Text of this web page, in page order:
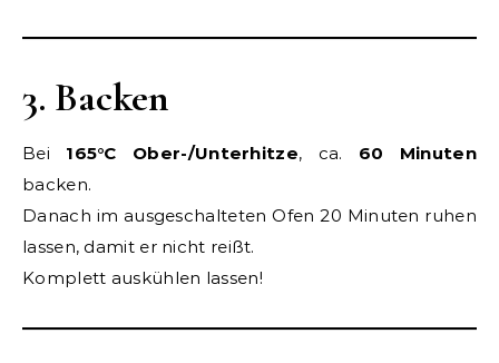
3. Backen
Bei 165°C Ober-/Unterhitze, ca. 60 Minuten
backen.
Danach im ausgeschalteten Ofen 20 Minuten ruhen
lassen, damit er nicht reißt.
Komplett auskühlen lassen!